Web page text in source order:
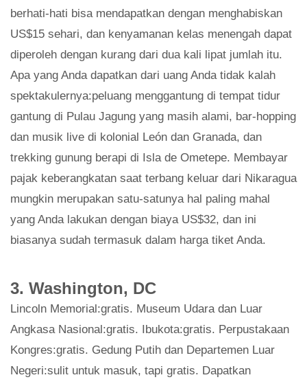
berhati-hati bisa mendapatkan dengan menghabiskan
US$15 sehari, dan kenyamanan kelas menengah dapat
diperoleh dengan kurang dari dua kali lipat jumlah itu.
Apa yang Anda dapatkan dari uang Anda tidak kalah
spektakulernya:peluang menggantung di tempat tidur
gantung di Pulau Jagung yang masih alami, bar-hopping
dan musik live di kolonial León dan Granada, dan
trekking gunung berapi di Isla de Ometepe. Membayar
pajak keberangkatan saat terbang keluar dari Nikaragua
mungkin merupakan satu-satunya hal paling mahal
yang Anda lakukan dengan biaya US$32, dan ini
biasanya sudah termasuk dalam harga tiket Anda.
3. Washington, DC
Lincoln Memorial:gratis. Museum Udara dan Luar
Angkasa Nasional:gratis. Ibukota:gratis. Perpustakaan
Kongres:gratis. Gedung Putih dan Departemen Luar
Negeri:sulit untuk masuk, tapi gratis. Dapatkan